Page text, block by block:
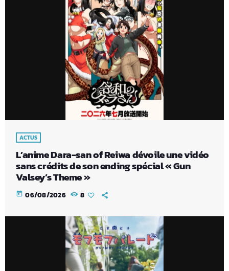
ACTUS
L’anime Dara-san of Reiwa dévoile une vidéo
sans crédits de son ending spécial « Gun
Valsey’s Theme »
today 06/08/2026 8